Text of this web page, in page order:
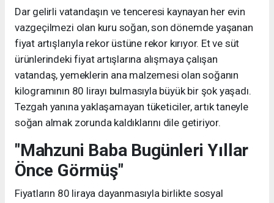
Dar gelirli vatandaşın ve tenceresi kaynayan her evin
vazgeçilmezi olan kuru soğan, son dönemde yaşanan
fiyat artışlarıyla rekor üstüne rekor kırıyor. Et ve süt
ürünlerindeki fiyat artışlarına alışmaya çalışan
vatandaş, yemeklerin ana malzemesi olan soğanın
kilogramının 80 lirayı bulmasıyla büyük bir şok yaşadı.
Tezgah yanına yaklaşamayan tüketiciler, artık taneyle
soğan almak zorunda kaldıklarını dile getiriyor.
"Mahzuni Baba Bugünleri Yıllar
Önce Görmüş"
Fiyatların 80 liraya dayanmasıyla birlikte sosyal